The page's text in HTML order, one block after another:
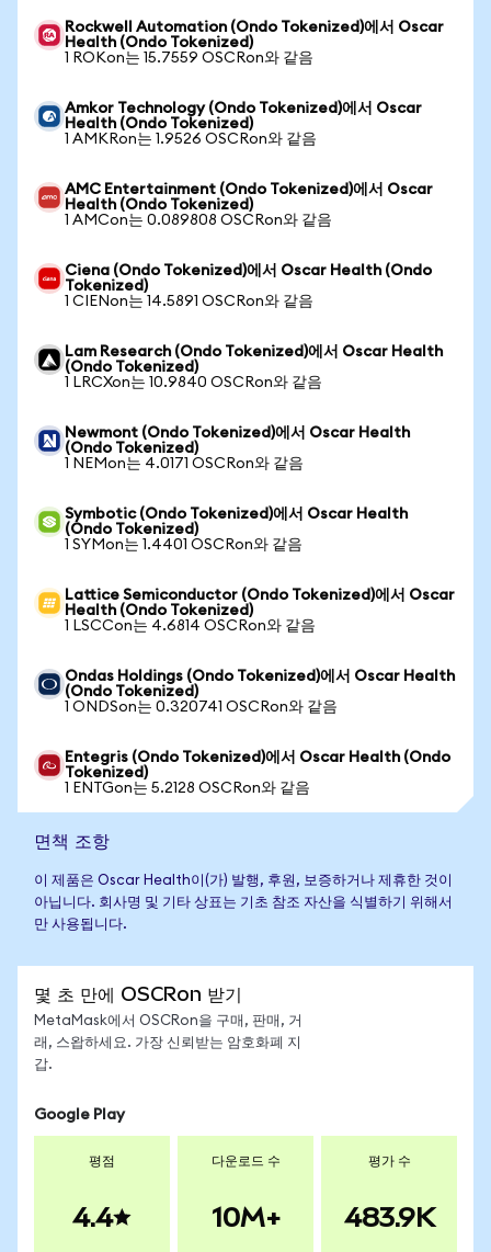
Rockwell Automation (Ondo Tokenized)에서 Oscar
Health (Ondo Tokenized)
1 ROKon는 15.7559 OSCRon와 같음
Amkor Technology (Ondo Tokenized)에서 Oscar
Health (Ondo Tokenized)
1 AMKRon는 1.9526 OSCRon와 같음
AMC Entertainment (Ondo Tokenized)에서 Oscar
Health (Ondo Tokenized)
1 AMCon는 0.089808 OSCRon와 같음
Ciena (Ondo Tokenized)에서 Oscar Health (Ondo
Tokenized)
1 CIENon는 14.5891 OSCRon와 같음
Lam Research (Ondo Tokenized)에서 Oscar Health
(Ondo Tokenized)
1 LRCXon는 10.9840 OSCRon와 같음
Newmont (Ondo Tokenized)에서 Oscar Health
(Ondo Tokenized)
1 NEMon는 4.0171 OSCRon와 같음
Symbotic (Ondo Tokenized)에서 Oscar Health
(Ondo Tokenized)
1 SYMon는 1.4401 OSCRon와 같음
Lattice Semiconductor (Ondo Tokenized)에서 Oscar
Health (Ondo Tokenized)
1 LSCCon는 4.6814 OSCRon와 같음
Ondas Holdings (Ondo Tokenized)에서 Oscar Health
(Ondo Tokenized)
1 ONDSon는 0.320741 OSCRon와 같음
Entegris (Ondo Tokenized)에서 Oscar Health (Ondo
Tokenized)
1 ENTGon는 5.2128 OSCRon와 같음
면책 조항
이 제품은 Oscar Health이(가) 발행, 후원, 보증하거나 제휴한 것이
아닙니다. 회사명 및 기타 상표는 기초 참조 자산을 식별하기 위해서
만 사용됩니다.
몇 초 만에 OSCRon 받기
MetaMask에서 OSCRon을 구매, 판매, 거
래, 스왑하세요. 가장 신뢰받는 암호화폐 지
갑.
Google Play
평점
4.4
다운로드 수
10M+
평가 수
483.9K